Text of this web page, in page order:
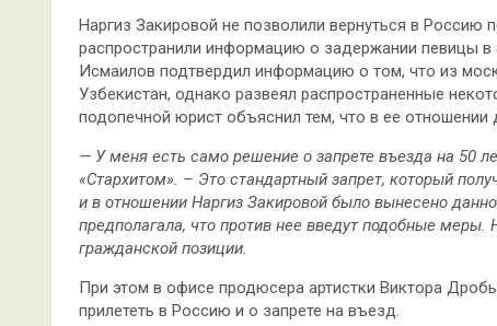
Наргиз Закировой не позволили вернуться в
распространили информацию о задержании певицы
Исмаилов подтвердил информацию о том, что из
Узбекистан, однако развеял распространенные
подопечной юрист объяснил тем, что в ее
— У меня есть само решение о запрете въезда на 50
«Стархитом». – Это стандартный запрет, который
и в отношении Наргиз Закировой было вынесено
предполагала, что против нее введут подобные
гражданской позиции.
При этом в офисе продюсера артистки Виктора
прилететь в Россию и о запрете на въезд.